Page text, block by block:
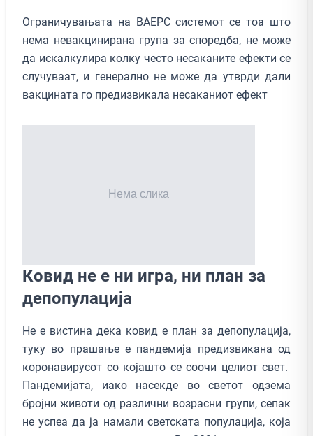
Ограничувањата на ВАЕРС системот се тоа што
нема невакцинирана група за споредба, не може
да искалкулира колку често несаканите ефекти се
случуваат, и генерално не може да утврди дали
вакцината го предизвикала несаканиот ефект
Ковид не е ни игра, ни план за
депопулација
Не е вистина дека ковид е план за депопулација,
туку во прашање е пандемија предизвикана од
коронавирусот со којашто се соочи целиот свет.
Пандемијата, иако насекде во светот одзема
бројни животи од различни возрасни групи, сепак
не успеа да ја намали светската популација, која